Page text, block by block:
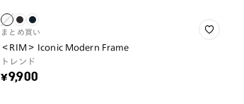
まとめ買い
＜RIM＞ Iconic Modern Frame
トレンド
¥9,900